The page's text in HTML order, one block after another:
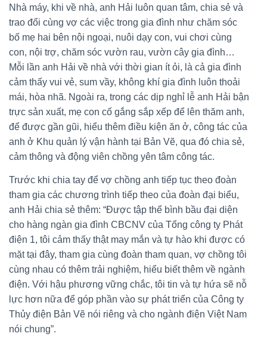
Nhà máy, khi về nhà, anh Hải luôn quan tâm, chia sẻ và
trao đổi cùng vợ các việc trong gia đình như chăm sóc
bố mẹ hai bên nội ngoại, nuôi dạy con, vui chơi cùng
con, nội trợ, chăm sóc vườn rau, vườn cây gia đình…
Mỗi lần anh Hải về nhà với thời gian ít ỏi, là cả gia đình
cảm thấy vui vẻ, sum vầy, không khí gia đình luôn thoải
mái, hòa nhã. Ngoài ra, trong các dịp nghỉ lễ anh Hải bận
trực sản xuất, mẹ con cố gắng sắp xếp để lên thăm anh,
để được gần gũi, hiểu thêm điều kiện ăn ở, công tác của
anh ở Khu quản lý vận hành tại Bản Vẽ, qua đó chia sẻ,
cảm thông và động viên chồng yên tâm công tác.
Trước khi chia tay để vợ chồng anh tiếp tục theo đoàn
tham gia các chương trình tiếp theo của đoàn đại biểu,
anh Hải chia sẻ thêm: “Được tập thể bình bầu đại diện
cho hàng ngàn gia đình CBCNV của Tổng công ty Phát
điện 1, tôi cảm thấy thật may mắn và tự hào khi được có
mặt tại đây, tham gia cùng đoàn tham quan, vợ chồng tôi
cùng nhau có thêm trải nghiệm, hiểu biết thêm về ngành
điện. Với hậu phương vững chắc, tôi tin và tự hứa sẽ nỗ
lực hơn nữa để góp phần vào sự phát triển của Công ty
Thủy điện Bản Vẽ nói riêng và cho ngành điện Việt Nam
nói chung”.